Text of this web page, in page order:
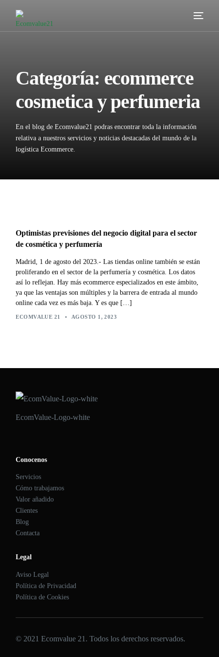
Categoría: ecommerce
cosmetica y perfumeria
En el blog de Ecomvalue21 podras encontrar toda la información
relativa a nuestros servicios y noticias destacadas del mundo de la
logística Ecommerce.
Optimistas previsiones del negocio digital para el sector
de cosmética y perfumería
Madrid, 1 de agosto del 2023.- Las tiendas online también se están
proliferando en el sector de la perfumería y cosmética. Los datos
así lo reflejan. Hay más ecommerce especializados en este ámbito,
ya que las ventajas son múltiples y la barrera de entrada al mundo
online cada vez es más baja. Y es que […]
ECOMVALUE 21 • AGOSTO 1, 2023
EcomValue-Logo-white
Conocenos
Servicios
Cómo trabajamos
Valor añadido
Clientes
Blog
Contacta
Legal
Aviso Legal
Política de Privacidad
Política de Cookies
© 2021 Ecomvalue 21. Todos los derechos reservados.
Valor añadido
Blog